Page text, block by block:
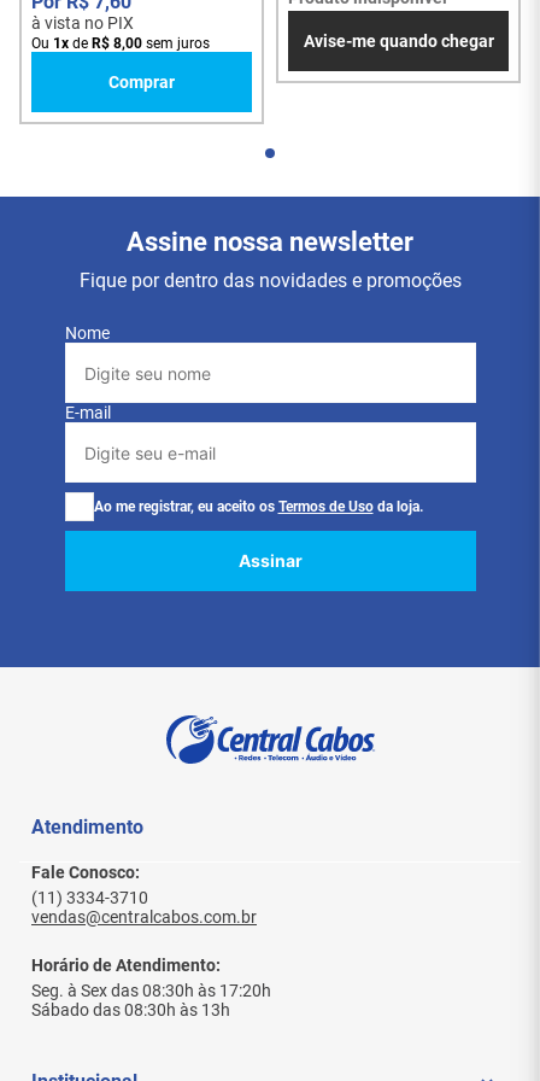
à vista no PIX
Ou 1 x de R$ 8,00 sem juros
Comprar
Avise-me quando chegar
Assine nossa newsletter
Fique por dentro das novidades e promoções
Nome
E-mail
Ao me registrar, eu aceito os Termos de Uso da loja.
Assinar
Atendimento
Fale Conosco:
(11) 3334-3710
vendas@centralcabos.com.br
Horário de Atendimento:
Seg. à Sex das 08:30h às 17:20h
Sábado das 08:30h às 13h